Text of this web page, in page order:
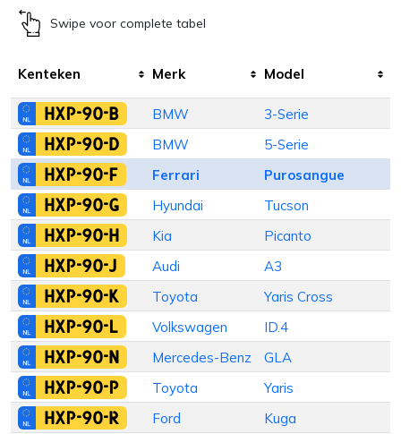
Swipe voor complete tabel
Kenteken Merk Model
HXP-90-B BMW 3-Serie
HXP-90-D BMW 5-Serie
HXP-90-F Ferrari Purosangue
HXP-90-G Hyundai Tucson
HXP-90-H Kia Picanto
HXP-90-J Audi A3
HXP-90-K Toyota Yaris Cross
HXP-90-L Volkswagen ID.4
HXP-90-N Mercedes-Benz GLA
HXP-90-P Toyota Yaris
HXP-90-R Ford Kuga